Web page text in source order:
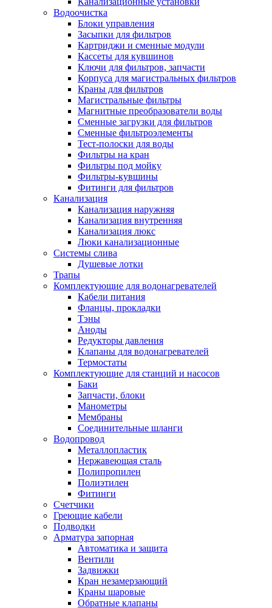
Полезные статьи
Новости и Акции
Оплата и доставка
Сервис-центр
Адреса Сервис-центров
Обмен и возврат товара
Вакансии
Водоочистка
Блоки управления
Засыпки для фильтров
Картриджи и сменные модули
Кассеты для кувшинов
Ключи для фильтров, запчасти
Корпуса для магистральных фильтров
Краны для фильтров
Магистральные фильтры
Магнитные преобразователи воды
Сменные загрузки для фильтров
Сменные фильтроэлементы
Тест-полоски для воды
Фильтры на кран
Фильтры под мойку
Фильтры-кувшины
Фитинги для фильтров
Канализация
Канализация наружняя
Канализация внутренняя
Канализация люкс
Люки канализационные
Системы слива
Душевые лотки
Трапы
Комплектующие для водонагревателей
Кабели питания
Фланцы, прокладки
Тэны
Аноды
Редукторы давления
Клапаны для водонагревателей
Термостаты
Комплектующие для станций и насосов
Баки
Запчасти, блоки
Манометры
Мембраны
Соединительные шланги
Водопровод
Металлопластик
Нержавеющая сталь
Полипропилен
Полиэтилен
Фитинги
Счетчики
Греющие кабели
Подводки
Арматура запорная
Автоматика и защита
Вентили
Задвижки
Кран незамерзающий
Краны шаровые
Обратные клапаны